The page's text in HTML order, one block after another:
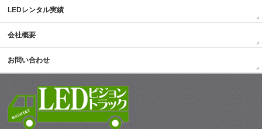
LEDレンタル実績
会社概要
お問い合わせ